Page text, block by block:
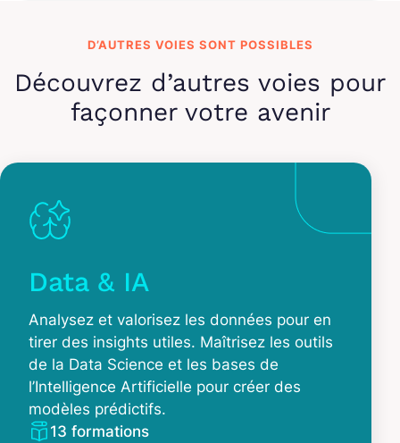
D’AUTRES VOIES SONT POSSIBLES
Découvrez d’autres voies pour
façonner votre avenir
Data & IA
Analysez et valorisez les données pour en
tirer des insights utiles. Maîtrisez les outils
de la Data Science et les bases de
l’Intelligence Artificielle pour créer des
modèles prédictifs.
13 formations